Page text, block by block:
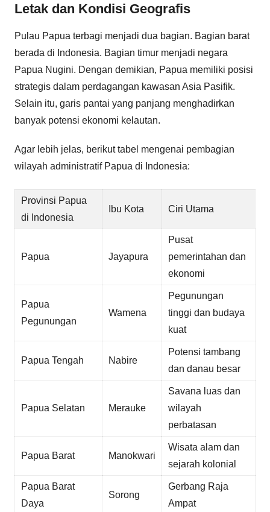
Letak dan Kondisi Geografis
Pulau Papua terbagi menjadi dua bagian. Bagian barat
berada di Indonesia. Bagian timur menjadi negara
Papua Nugini. Dengan demikian, Papua memiliki posisi
strategis dalam perdagangan kawasan Asia Pasifik.
Selain itu, garis pantai yang panjang menghadirkan
banyak potensi ekonomi kelautan.
Agar lebih jelas, berikut tabel mengenai pembagian
wilayah administratif Papua di Indonesia:
Provinsi Papua
di Indonesia
Ibu Kota Ciri Utama
Papua Jayapura
Pusat
pemerintahan dan
ekonomi
Papua
Pegunungan
Wamena
Pegunungan
tinggi dan budaya
kuat
Papua Tengah Nabire
Potensi tambang
dan danau besar
Papua Selatan Merauke
Savana luas dan
wilayah
perbatasan
Papua Barat Manokwari
Wisata alam dan
sejarah kolonial
Papua Barat
Daya
Sorong
Gerbang Raja
Ampat